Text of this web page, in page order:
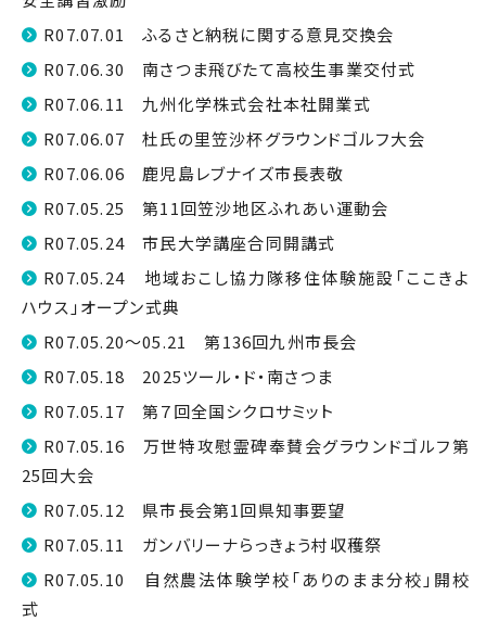
R07.07.01 ふるさと納税に関する意見交換会
R07.06.30 南さつま飛びたて高校生事業交付式
R07.06.11 九州化学株式会社本社開業式
R07.06.07 杜氏の里笠沙杯グラウンドゴルフ大会
R07.06.06 鹿児島レブナイズ市長表敬
R07.05.25 第11回笠沙地区ふれあい運動会
R07.05.24 市民大学講座合同開講式
R07.05.24 地域おこし協力隊移住体験施設「ここきよ
ハウス」オープン式典
R07.05.20～05.21 第136回九州市長会
R07.05.18 2025ツール・ド・南さつま
R07.05.17 第７回全国シクロサミット
R07.05.16 万世特攻慰霊碑奉賛会グラウンドゴルフ第
25回大会
R07.05.12 県市長会第1回県知事要望
R07.05.11 ガンバリーナらっきょう村収穫祭
R07.05.10 自然農法体験学校「ありのまま分校」開校
式